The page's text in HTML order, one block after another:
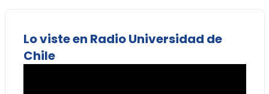
Lo viste en Radio Universidad de
Chile